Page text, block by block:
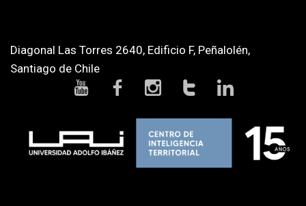
Diagonal Las Torres 2640, Edificio F, Peñalolén,
Santiago de Chile